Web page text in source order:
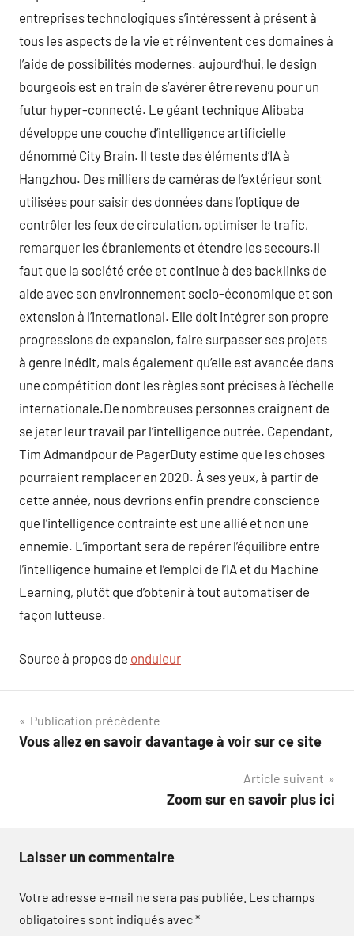
entreprises technologiques s’intéressent à présent à
tous les aspects de la vie et réinventent ces domaines à
l’aide de possibilités modernes. aujourd’hui, le design
bourgeois est en train de s’avérer être revenu pour un
futur hyper-connecté. Le géant technique Alibaba
développe une couche d’intelligence artificielle
dénommé City Brain. Il teste des éléments d’IA à
Hangzhou. Des milliers de caméras de l’extérieur sont
utilisées pour saisir des données dans l’optique de
contrôler les feux de circulation, optimiser le trafic,
remarquer les ébranlements et étendre les secours.Il
faut que la société crée et continue à des backlinks de
aide avec son environnement socio-économique et son
extension à l’international. Elle doit intégrer son propre
progressions de expansion, faire surpasser ses projets
à genre inédit, mais également qu’elle est avancée dans
une compétition dont les règles sont précises à l’échelle
internationale.De nombreuses personnes craignent de
se jeter leur travail par l’intelligence outrée. Cependant,
Tim Admandpour de PagerDuty estime que les choses
pourraient remplacer en 2020. À ses yeux, à partir de
cette année, nous devrions enfin prendre conscience
que l’intelligence contrainte est une allié et non une
ennemie. L’important sera de repérer l’équilibre entre
l’intelligence humaine et l’emploi de l’IA et du Machine
Learning, plutôt que d’obtenir à tout automatiser de
façon lutteuse.
Source à propos de onduleur
Navigation
de
Publication précédente
Vous allez en savoir davantage à voir sur ce site
Article suivant
Zoom sur en savoir plus ici
Laisser un commentaire
Votre adresse e-mail ne sera pas publiée. Les champs
obligatoires sont indiqués avec*